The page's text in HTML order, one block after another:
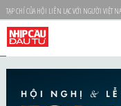
TẠP CHÍ CỦA HỘI LIÊN LẠC VỚI NGƯỜI VIỆT